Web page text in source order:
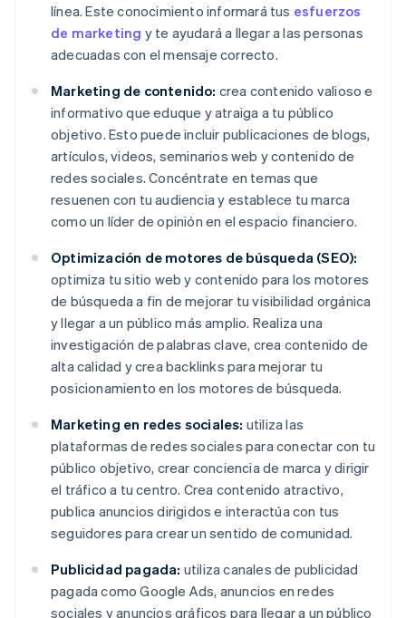
línea. Este conocimiento informará tus esfuerzos
de marketing y te ayudará a llegar a las personas
adecuadas con el mensaje correcto.
Marketing de contenido: crea contenido valioso e
informativo que eduque y atraiga a tu público
objetivo. Esto puede incluir publicaciones de blogs,
artículos, videos, seminarios web y contenido de
redes sociales. Concéntrate en temas que
resuenen con tu audiencia y establece tu marca
como un líder de opinión en el espacio financiero.
Optimización de motores de búsqueda (SEO):
optimiza tu sitio web y contenido para los motores
de búsqueda a fin de mejorar tu visibilidad orgánica
y llegar a un público más amplio. Realiza una
investigación de palabras clave, crea contenido de
alta calidad y crea backlinks para mejorar tu
posicionamiento en los motores de búsqueda.
Marketing en redes sociales: utiliza las
plataformas de redes sociales para conectar con tu
público objetivo, crear conciencia de marca y dirigir
el tráfico a tu centro. Crea contenido atractivo,
publica anuncios dirigidos e interactúa con tus
seguidores para crear un sentido de comunidad.
Publicidad pagada: utiliza canales de publicidad
pagada como Google Ads, anuncios en redes
sociales y anuncios gráficos para llegar a un público